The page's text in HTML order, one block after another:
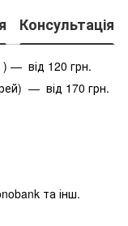
Консультація
) — від 120 грн.
— від 170 грн.
та інш.